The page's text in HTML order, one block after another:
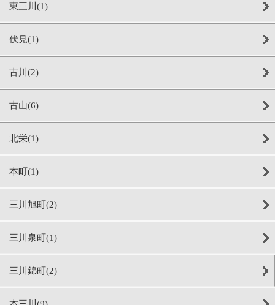
東三川(1)
伏見(1)
古川(2)
古山(6)
北栄(1)
本町(1)
三川旭町(2)
三川泉町(1)
三川錦町(2)